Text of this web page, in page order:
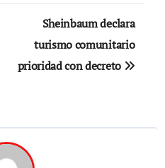
Sheinbaum declara
turismo comunitario
prioridad con decreto